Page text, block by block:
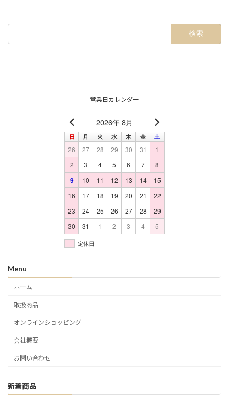
営業日カレンダー
2026年 8月
日 月 火 水 木 金 土
26 27 28 29 30 31
1
2
3 4 5 6 7 8
9 10 11 12 13 14
15
16
17 18 19 20 21
22
23
24 25 26 27 28
29
30
31 1 2 3 4 5
定休日
Menu
ホーム
取扱商品
オンラインショッピング
会社概要
お問い合わせ
新着商品